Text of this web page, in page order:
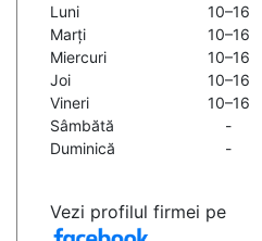
Luni
10–16
Marți
10–16
Miercuri
10–16
Joi
10–16
Vineri
10–16
Sâmbătă
-
Duminică
-
Vezi profilul firmei pe